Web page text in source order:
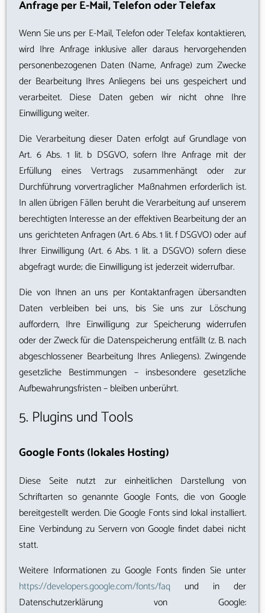
Anfrage per E-Mail, Telefon oder Telefax
Wenn Sie uns per E-Mail, Telefon oder Telefax kontaktieren,
wird Ihre Anfrage inklusive aller daraus hervorgehenden
personenbezogenen Daten (Name, Anfrage) zum Zwecke
der Bearbeitung Ihres Anliegens bei uns gespeichert und
verarbeitet. Diese Daten geben wir nicht ohne Ihre
Einwilligung weiter.
Die Verarbeitung dieser Daten erfolgt auf Grundlage von
Art. 6 Abs. 1 lit. b DSGVO, sofern Ihre Anfrage mit der
Erfüllung eines Vertrags zusammenhängt oder zur
Durchführung vorvertraglicher Maßnahmen erforderlich ist.
In allen übrigen Fällen beruht die Verarbeitung auf unserem
berechtigten Interesse an der effektiven Bearbeitung der an
uns gerichteten Anfragen (Art. 6 Abs. 1 lit. f DSGVO) oder auf
Ihrer Einwilligung (Art. 6 Abs. 1 lit. a DSGVO) sofern diese
abgefragt wurde; die Einwilligung ist jederzeit widerrufbar.
Die von Ihnen an uns per Kontaktanfragen übersandten
Daten verbleiben bei uns, bis Sie uns zur Löschung
auffordern, Ihre Einwilligung zur Speicherung widerrufen
oder der Zweck für die Datenspeicherung entfällt (z. B. nach
abgeschlossener Bearbeitung Ihres Anliegens). Zwingende
gesetzliche Bestimmungen – insbesondere gesetzliche
Aufbewahrungsfristen – bleiben unberührt.
5. Plugins und Tools
Google Fonts (lokales Hosting)
Diese Seite nutzt zur einheitlichen Darstellung von
Schriftarten so genannte Google Fonts, die von Google
bereitgestellt werden. Die Google Fonts sind lokal installiert.
Eine Verbindung zu Servern von Google findet dabei nicht
statt.
Weitere Informationen zu Google Fonts finden Sie unter
https://developers.google.com/fonts/faq und in der
Datenschutzerklärung von Google: